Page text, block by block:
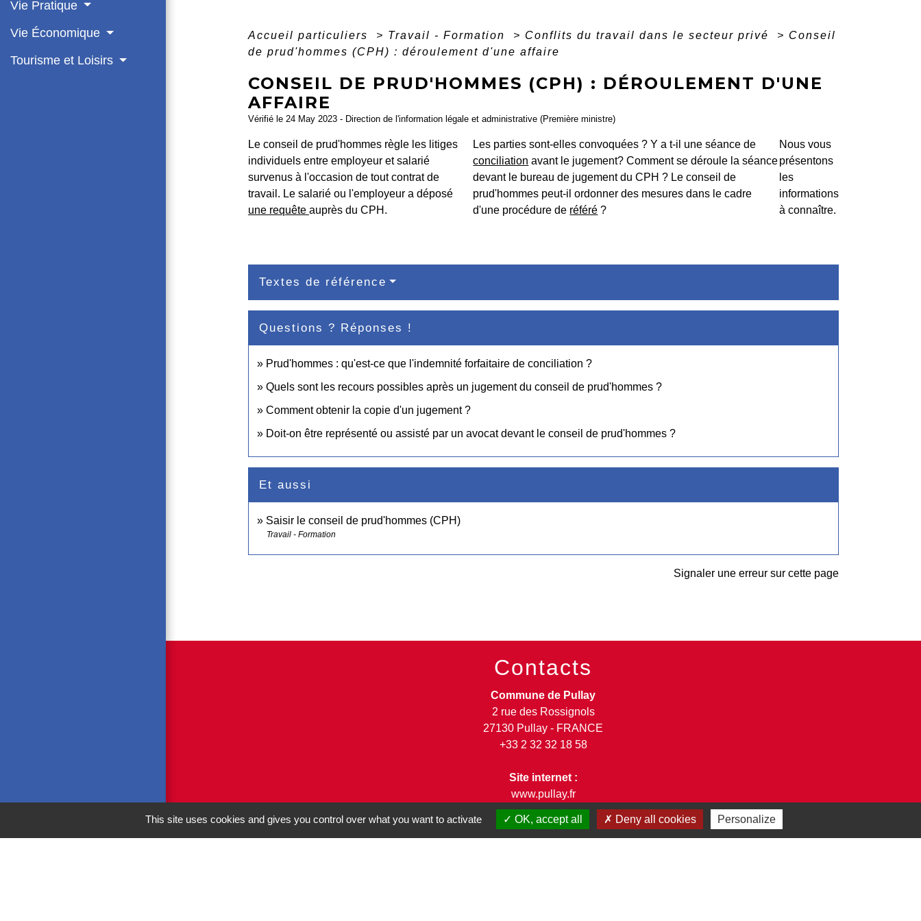
Vie Pratique
Vie Économique
Tourisme et Loisirs
Accueil particuliers > Travail - Formation > Conflits du travail dans le secteur privé > Conseil
de prud'hommes (CPH) : déroulement d'une affaire
CONSEIL DE PRUD'HOMMES (CPH) : DÉROULEMENT D'UNE
AFFAIRE
Vérifié le 24 May 2023 - Direction de l'information légale et administrative (Première ministre)
Le conseil de prud'hommes règle les litiges
individuels entre employeur et salarié
survenus à l'occasion de tout contrat de
travail. Le salarié ou l'employeur a déposé
une requête auprès du CPH.
Les parties sont-elles convoquées ? Y a t-il une séance de
conciliation avant le jugement? Comment se déroule la séance
devant le bureau de jugement du CPH ? Le conseil de
prud'hommes peut-il ordonner des mesures dans le cadre
d'une procédure de référé ?
Nous vous
présentons
les
informations
à connaître.
Textes de référence
Questions ? Réponses !
Prud'hommes : qu'est-ce que l'indemnité forfaitaire de conciliation ?
Quels sont les recours possibles après un jugement du conseil de prud'hommes ?
Comment obtenir la copie d'un jugement ?
Doit-on être représenté ou assisté par un avocat devant le conseil de prud'hommes ?
Et aussi
Saisir le conseil de prud'hommes (CPH)
Travail - Formation
Signaler une erreur sur cette page
Contacts
Commune de Pullay
2 rue des Rossignols
27130 Pullay - FRANCE
+33 2 32 32 18 58
Site internet :
www.pullay.fr
This site uses cookies and gives you control over what you want to activate OK, accept all Deny all cookies Personalize